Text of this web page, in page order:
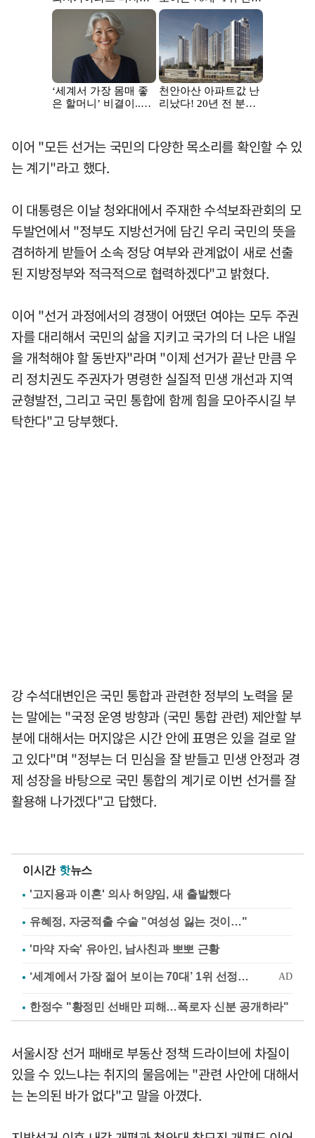
이어 "모든 선거는 국민의 다양한 목소리를 확인할 수 있
는 계기"라고 했다.
이 대통령은 이날 청와대에서 주재한 수석보좌관회의 모
두발언에서 "정부도 지방선거에 담긴 우리 국민의 뜻을
겸허하게 받들어 소속 정당 여부와 관계없이 새로 선출
된 지방정부와 적극적으로 협력하겠다"고 밝혔다.
이어 "선거 과정에서의 경쟁이 어땠던 여야는 모두 주권
자를 대리해서 국민의 삶을 지키고 국가의 더 나은 내일
을 개척해야 할 동반자"라며 "이제 선거가 끝난 만큼 우
리 정치권도 주권자가 명령한 실질적 민생 개선과 지역
균형발전, 그리고 국민 통합에 함께 힘을 모아주시길 부
탁한다"고 당부했다.
강 수석대변인은 국민 통합과 관련한 정부의 노력을 묻
는 말에는 "국정 운영 방향과 (국민 통합 관련) 제안할 부
분에 대해서는 머지않은 시간 안에 표명은 있을 걸로 알
고 있다"며 "정부는 더 민심을 잘 받들고 민생 안정과 경
제 성장을 바탕으로 국민 통합의 계기로 이번 선거를 잘
활용해 나가겠다"고 답했다.
이시간 핫뉴스
'고지용과 이혼' 의사 허양임, 새 출발했다
유혜정, 자궁적출 수술 "여성성 잃는 것이…"
'마약 자숙' 유아인, 남사친과 뽀뽀 근황
한정수 "황정민 선배만 피해…폭로자 신분 공개하라"
서울시장 선거 패배로 부동산 정책 드라이브에 차질이
있을 수 있느냐는 취지의 물음에는 "관련 사안에 대해서
는 논의된 바가 없다"고 말을 아꼈다.